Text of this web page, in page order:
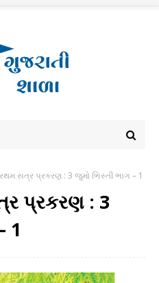
સત્ર પ્રકરણ : 3 જુમો ભિસ્તી ભાગ – 1
પ્રકરણ : 3
1